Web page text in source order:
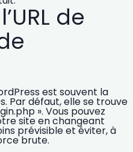
de
est souvent la
Par défaut, elle se trouve
». Vous pouvez
siteen changeant
prévisible et éviter, à
brute.